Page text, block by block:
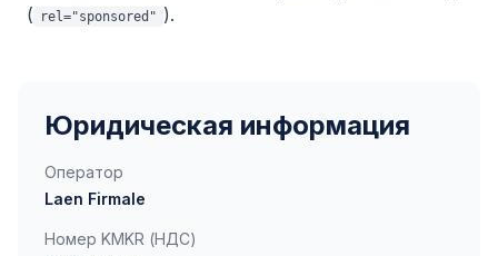
(
rel="sponsored" ).
Юридическая информация
Оператор
Laen Firmale
Номер KMKR (НДС)